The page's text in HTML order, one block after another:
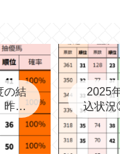
の結
昨年
2025
込状